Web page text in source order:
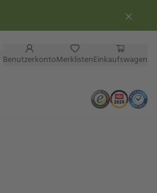
BenutzerkontoMerklistenEinkaufswagen